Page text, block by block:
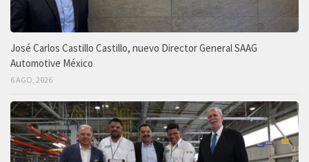
José Carlos Castillo Castillo, nuevo Director General SAAG
Automotive México
6 AGO, 2026